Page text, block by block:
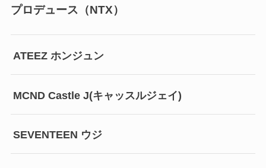
プロデュース（NTX）
ATEEZ ホンジュン
MCND Castle J(キャッスルジェイ)
SEVENTEEN ウジ